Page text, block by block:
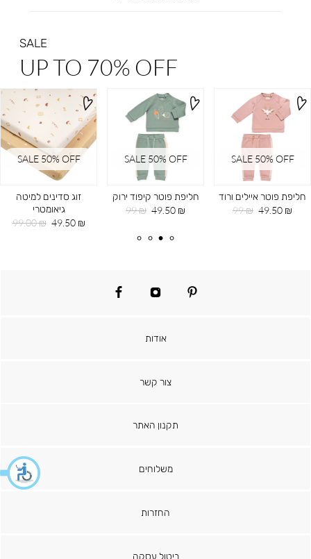
SALE
UP TO 70% OFF
SALE 50% OFF
זוג סדינים למיטה
גיאומטרי
מחיר
49.50 ₪
מחיר
99.00 ₪
SALE 50% OFF
חליפת פוטר קיפוד ירוק
מחיר
49.50 ₪
מחיר
99 ₪
SALE 50% OFF
חליפת פוטר איילים ורוד
מחיר
49.50 ₪
מחיר
99 ₪
pinterest
instagram
facebook
אודות
צור קשר
תקנון האתר
משלוחים
החזרות
ביטול עסקה